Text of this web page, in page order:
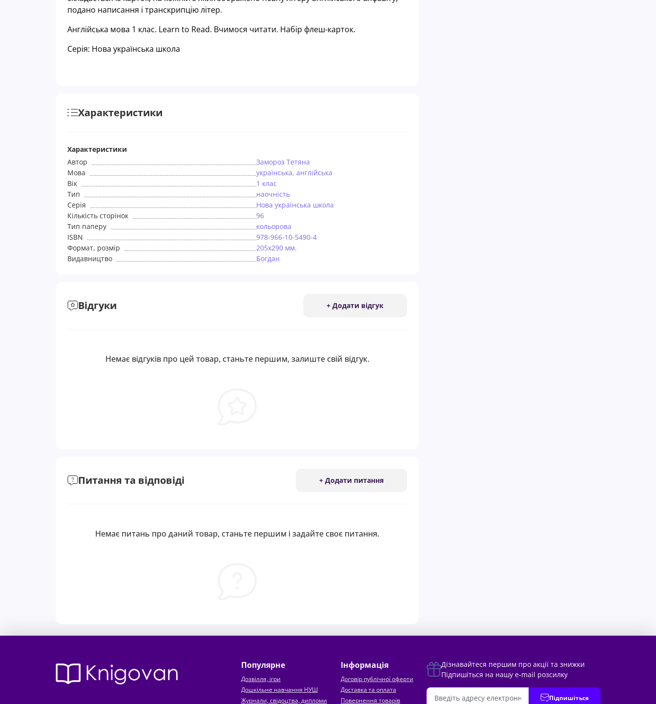
подано написання і транскрипцію літер.
Англійська мова 1 клас. Learn to Read. Вчимося читати. Набір флеш-карток.
Серія: Нова українська школа
Характеристики
Характеристики
Автор
Замороз Тетяна
Мова
українська, англійська
Вік
1 клас
Тип
наочнiсть
Серія
Нова українська школа
Кількість сторінок
96
Тип паперу
кольорова
ISBN
978-966-10-5490-4
Формат, розмір
205х290 мм.
Видавництво
Богдан
Відгуки + Додати відгук
Немає відгуків про цей товар, станьте першим, залиште свій відгук.
Питання та відповіді + Додати питання
Немає питань про даний товар, станьте першим і задайте своє питання.
Популярне
Дозвілля, ігри
Дошкільне навчання НУШ
Журнали, свідоцтва, дипломи
Інформація
Договір публічної оферти
Доставка та оплата
Повернення товарів
Дізнавайтеся першим про акції та знижки
Підпишіться на нашу e-mail розсилку
Підпишіться